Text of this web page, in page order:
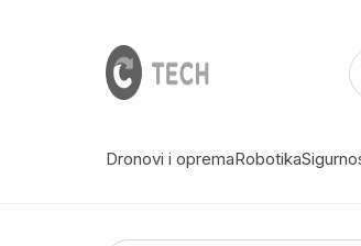
Dronovi i opremaRobotika